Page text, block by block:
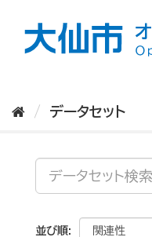
データセット
並び順